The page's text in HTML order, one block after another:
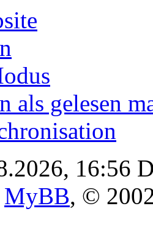
als gelesen
16:56
MyBB, ©